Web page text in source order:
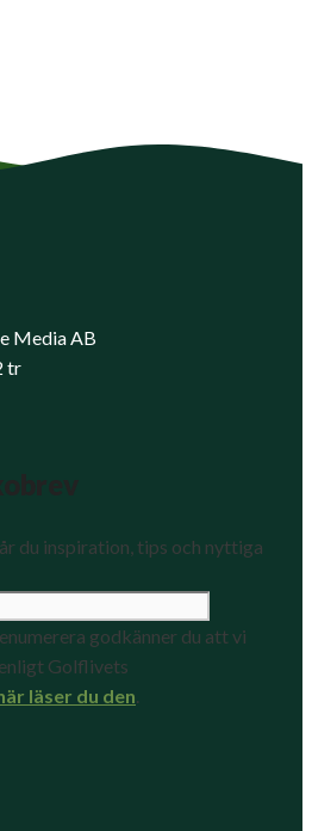
Media AB
tr
du inspiration, tips och nyttiga
godkänner du att vi
Golflivets
läser du den